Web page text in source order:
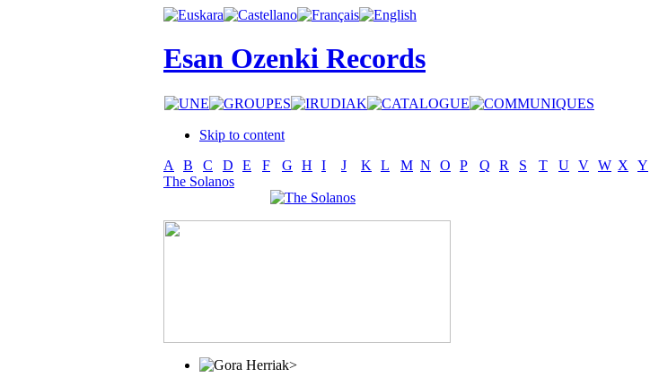
Esan Ozenki Records
Skip to content
A
B C D E F G H I J K L M N O P Q R S T U V W X Y
The Solanos
>